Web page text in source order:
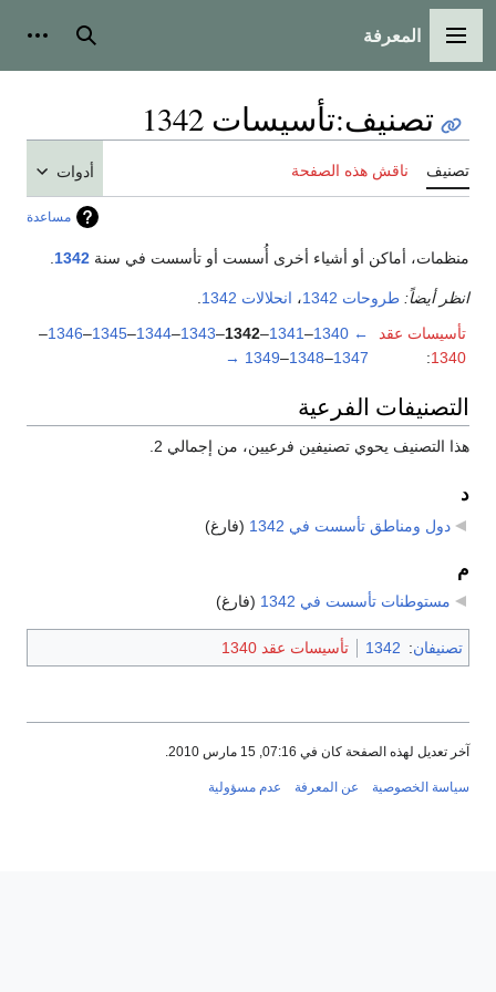
القائمة الرئيسية
المعرفة بحث
تصنيف:تأسيسات 1342
تصنيف ناقش هذه الصفحة أدوات
مساعدة
منظمات، أماكن أو أشياء أخرى أُسست أو تأسست في سنة 1342
انظر أيضاً: طروحات 1342 ، انحلالات 1342
تأسيسات عقد
1340
:
←
1340
–
1341
–
1342
–
1343
–
1344
–
1345
–
1346
–
1347
–
1348
–
1349
→
التصنيفات الفرعية
هذا التصنيف يحوي تصنيفين فرعيين، من إجمالي 2.
د
دول ومناطق تأسست في 1342 (فارغ)
م
مستوطنات تأسست في 1342 (فارغ)
تصنيفان:
1342 تأسيسات عقد 1340
آخر تعديل لهذه الصفحة كان في 07:16, 15 مارس 2010.
سياسة الخصوصية عن المعرفة عدم مسؤولية